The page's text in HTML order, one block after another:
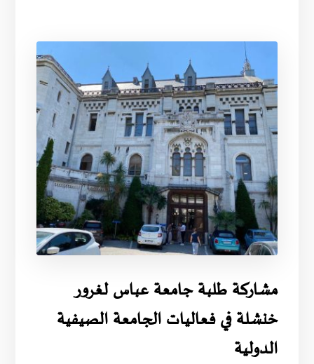
مشاركة طلبة جامعة عباس لغرور
خنشلة في فعاليات الجامعة الصيفية
الدولية